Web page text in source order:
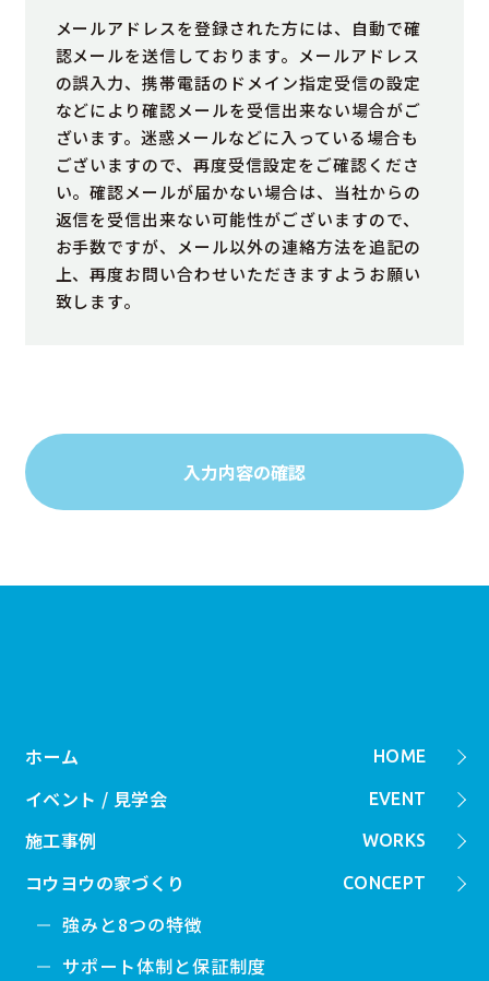
メールアドレスを登録された方には、自動で確
認メールを送信しております。メールアドレス
の誤入力、携帯電話のドメイン指定受信の設定
などにより確認メールを受信出来ない場合がご
ざいます。迷惑メールなどに入っている場合も
ございますので、再度受信設定をご確認くださ
い。確認メールが届かない場合は、当社からの
返信を受信出来ない可能性がございますので、
お手数ですが、メール以外の連絡方法を追記の
上、再度お問い合わせいただきますようお願い
致します。
HOME
ホーム
EVENT
イベント / 見学会
WORKS
施工事例
CONCEPT
コウヨウの家づくり
強みと8つの特徴
サポート体制と保証制度